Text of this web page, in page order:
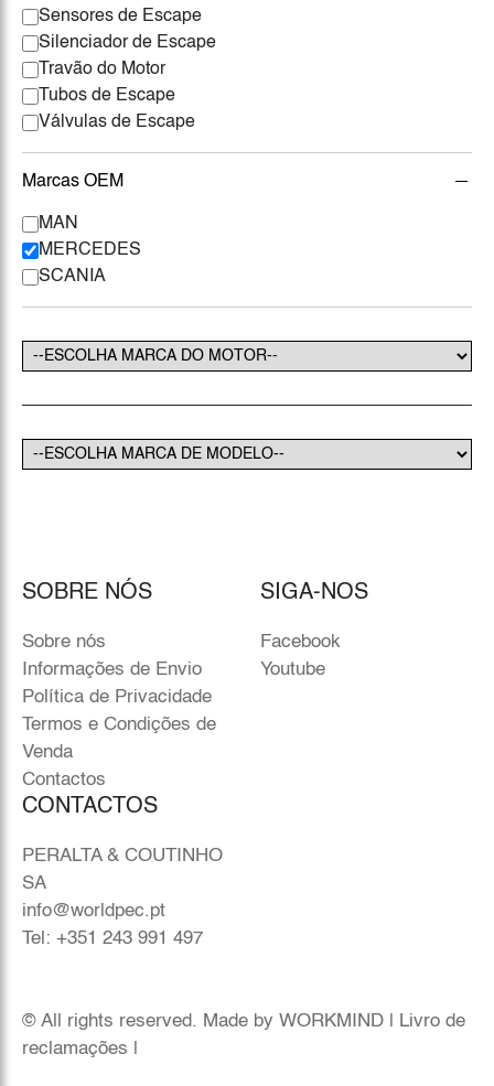
Sensores de Escape
Silenciador de Escape
Travão do Motor
Tubos de Escape
Válvulas de Escape
Marcas OEM
MAN
MERCEDES
SCANIA
SOBRE NÓS
Sobre nós
Informações de Envio
Política de Privacidade
Termos e Condições de
Venda
Contactos
SIGA-NOS
Facebook
Youtube
CONTACTOS
PERALTA & COUTINHO
SA
info@worldpec.pt
Tel: +351 243 991 497
© All rights reserved. Made by WORKMIND
Livro de
reclamações